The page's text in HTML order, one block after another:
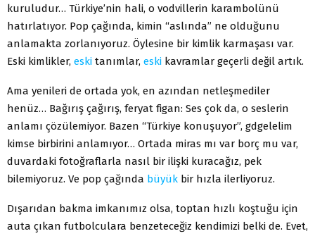
kuruludur… Türkiye’nin hali, o vodvillerin karambolünü
hatırlatıyor. Pop çağında, kimin “aslında” ne olduğunu
anlamakta zorlanıyoruz. Öylesine bir kimlik karmaşası var.
Eski kimlikler, eski tanımlar, eski kavramlar geçerli değil artık.
Ama yenileri de ortada yok, en azından netleşmediler
henüz… Bağırış çağırış, feryat figan: Ses çok da, o seslerin
anlamı çözülemiyor. Bazen “Türkiye konuşuyor”, gdgelelim
kimse birbirini anlamıyor… Ortada miras mı var borç mu var,
duvardaki fotoğraflarla nasıl bir ilişki kuracağız, pek
bilemiyoruz. Ve pop çağında büyük bir hızla ilerliyoruz.
Dışarıdan bakma imkanımız olsa, toptan hızlı koştuğu için
auta çıkan futbolculara benzeteceğiz kendimizi belki de. Evet,